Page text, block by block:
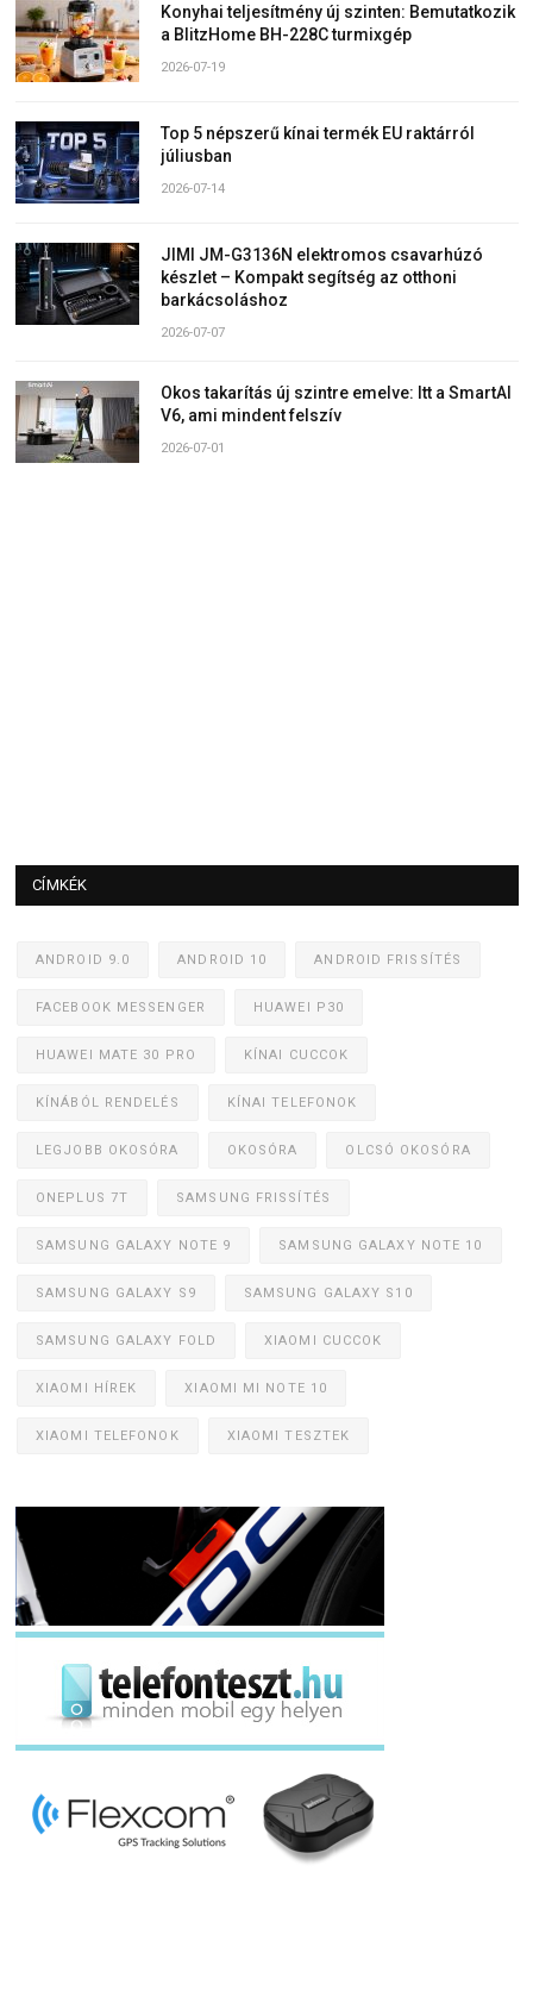
Konyhai teljesítmény új szinten: Bemutatkozik
a BlitzHome BH-228C turmixgép
2026-07-19
Top 5 népszerű kínai termék EU raktárról
júliusban
2026-07-14
JIMI JM-G3136N elektromos csavarhúzó
készlet – Kompakt segítség az otthoni
barkácsoláshoz
2026-07-07
Okos takarítás új szintre emelve: Itt a SmartAI
V6, ami mindent felszív
2026-07-01
CÍMKÉK
ANDROID 9.0 ANDROID 10 ANDROID FRISSÍTÉS
FACEBOOK MESSENGER HUAWEI P30
HUAWEI MATE 30 PRO KÍNAI CUCCOK
KÍNÁBÓL RENDELÉS KÍNAI TELEFONOK
LEGJOBB OKOSÓRA OKOSÓRA OLCSÓ OKOSÓRA
ONEPLUS 7T SAMSUNG FRISSÍTÉS
SAMSUNG GALAXY NOTE 9 SAMSUNG GALAXY NOTE 10
SAMSUNG GALAXY S9 SAMSUNG GALAXY S10
SAMSUNG GALAXY FOLD XIAOMI CUCCOK
XIAOMI HÍREK XIAOMI MI NOTE 10
XIAOMI TELEFONOK XIAOMI TESZTEK